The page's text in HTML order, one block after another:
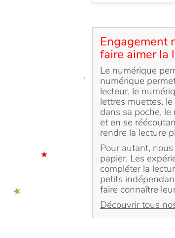
Engagement
faire aimer la
Le numérique
numérique
lecteur, le
lettres muettes,
dans sa poche,
et en se
rendre la lecture
Pour autant,
papier. Les
compléter la
petits
faire connaître
Découvrir tous